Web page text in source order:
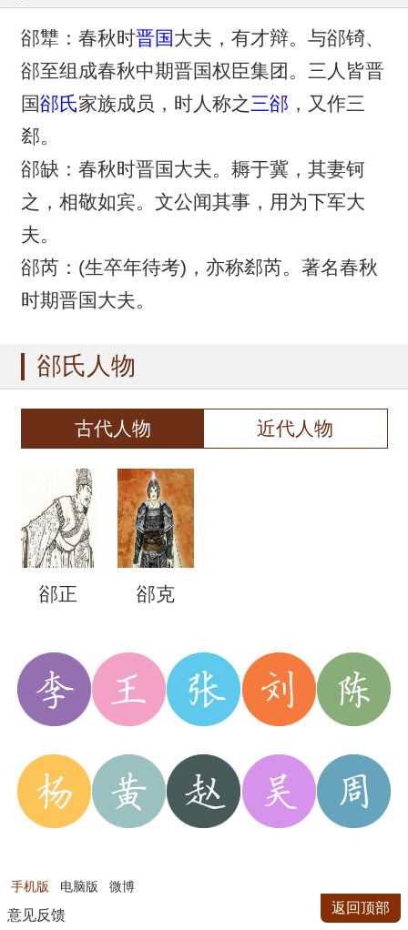
郤犨：春秋时晋国大夫，有才辩。与郤锜、
郤至组成春秋中期晋国权臣集团。三人皆晋
国郤氏家族成员，时人称之三郤 ，又作三
郄。
郤缺：春秋时晋国大夫。耨于冀，其妻钶
之，相敬如宾。文公闻其事，用为下军大
夫。
郤芮：(生卒年待考)，亦称郄芮。著名春秋
时期晋国大夫。
郤氏人物
古代人物 近代人物
郤正 郤克
手机版 电脑版 微博
意见反馈 返回顶部